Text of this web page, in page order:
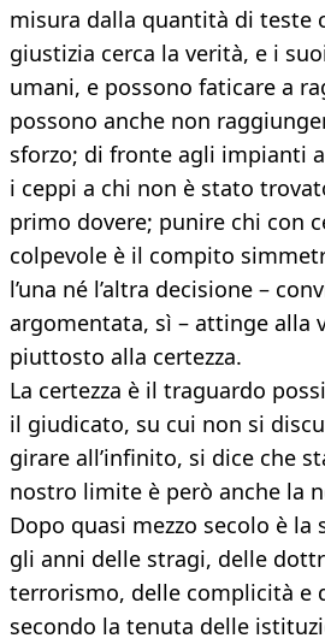
misura dalla quantità di teste
giustizia cerca la verità, e i
umani, e possono faticare a
possono anche non
sforzo; di fronte agli impianti
i ceppi a chi non è stato
primo dovere; punire chi con
colpevole è il compito
l’una né l’altra decisione –
argomentata, sì – attinge alla
piuttosto alla certezza.
La certezza è il traguardo
il giudicato, su cui non si
girare all’infinito, si dice che
nostro limite è però anche la
Dopo quasi mezzo secolo è la
gli anni delle stragi, delle
terrorismo, delle complicità e
secondo la tenuta delle